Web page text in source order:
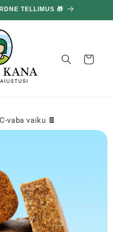
TELLIMUS 🎁
Korv
vaba vaiku 🍫